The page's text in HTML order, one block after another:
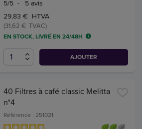
5/5 - 5 avis
29,83 € HTVA
(31,62 € TVAC)
EN STOCK, LIVRÉ EN 24/48H
AJOUTER
40 Filtres à café classic Melitta
n°4
Référence : 251021